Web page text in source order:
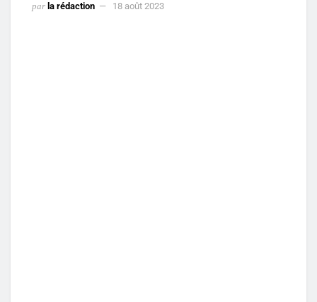
par la rédaction 18 août 2023